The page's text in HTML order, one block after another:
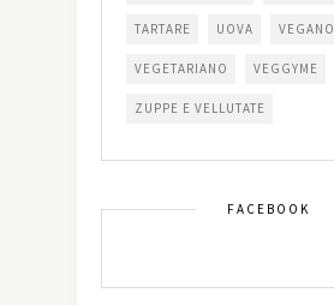
TARTARE UOVA VEGANO
VEGETARIANO VEGGYME
ZUPPE E VELLUTATE
FACEBOOK